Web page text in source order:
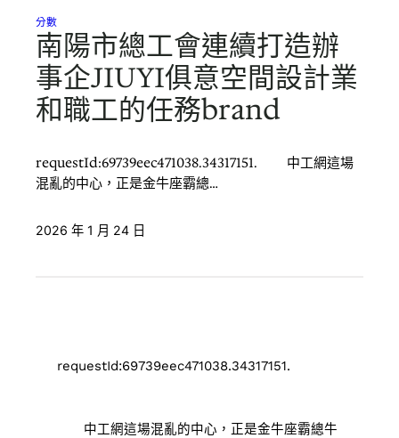
分數
南陽市總工會連續打造辦
事企JIUYI俱意空間設計業
和職工的任務brand
requestId:69739eec471038.34317151. 中工網這場
混亂的中心，正是金牛座霸總…
2026 年 1 月 24 日
requestId:69739eec471038.34317151.
中工網這場混亂的中心，正是金牛座霸總牛